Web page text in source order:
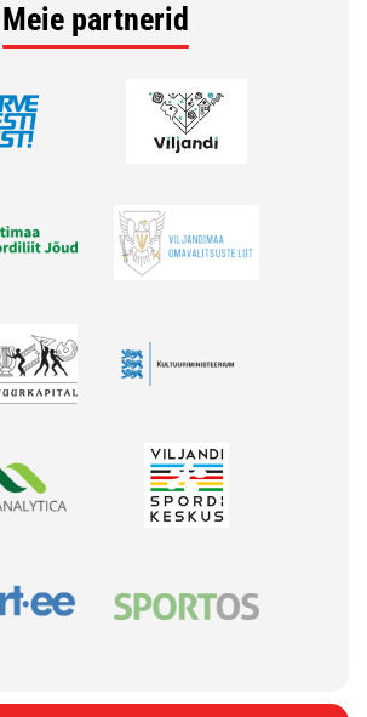
Meie partnerid